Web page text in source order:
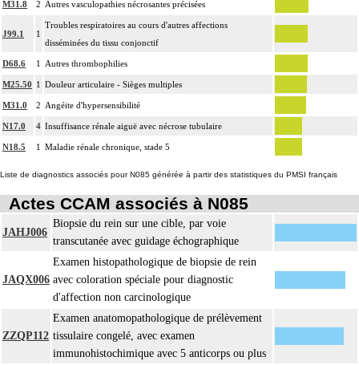
M31.8 2 Autres vasculopathies nécrosantes précisées
J99.1 1
Troubles respiratoires au cours d'autres affections
disséminées du tissu conjonctif
D68.6 1 Autres thrombophilies
M25.50 1 Douleur articulaire - Sièges multiples
M31.0 2 Angéite d'hypersensibilité
N17.0 4 Insuffisance rénale aiguë avec nécrose tubulaire
N18.5 1 Maladie rénale chronique, stade 5
Liste de diagnostics associés pour N085 générée à partir des statistiques du PMSI français
Actes CCAM associés à N085
JAHJ006
Biopsie du rein sur une cible, par voie
transcutanée avec guidage échographique
JAQX006
Examen histopathologique de biopsie de rein
avec coloration spéciale pour diagnostic
d'affection non carcinologique
ZZQP112
Examen anatomopathologique de prélèvement
tissulaire congelé, avec examen
immunohistochimique avec 5 anticorps ou plus